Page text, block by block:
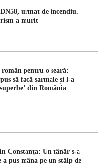
urmat de incendiu.
a murit
pentru o seară:
să facă sarmale și l-a
din România
Constanţa: Un tânăr s-a
a pus mâna pe un stâlp de